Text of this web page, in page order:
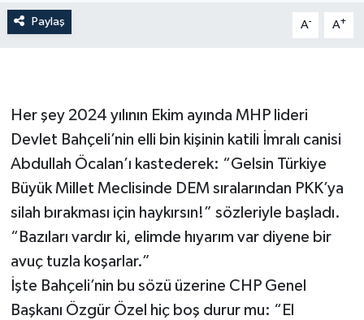
Paylaş A- A+
Her şey 2024 yılının Ekim ayında MHP lideri
Devlet Bahçeli’nin elli bin kişinin katili İmralı canisi
Abdullah Öcalan’ı kastederek: “Gelsin Türkiye
Büyük Millet Meclisinde DEM sıralarından PKK’ya
silah bırakması için haykırsın!” sözleriyle başladı.
“Bazıları vardır ki, elimde hıyarım var diyene bir
avuç tuzla koşarlar.”
İşte Bahçeli’nin bu sözü üzerine CHP Genel
Başkanı Özgür Özel hiç boş durur mu: “El